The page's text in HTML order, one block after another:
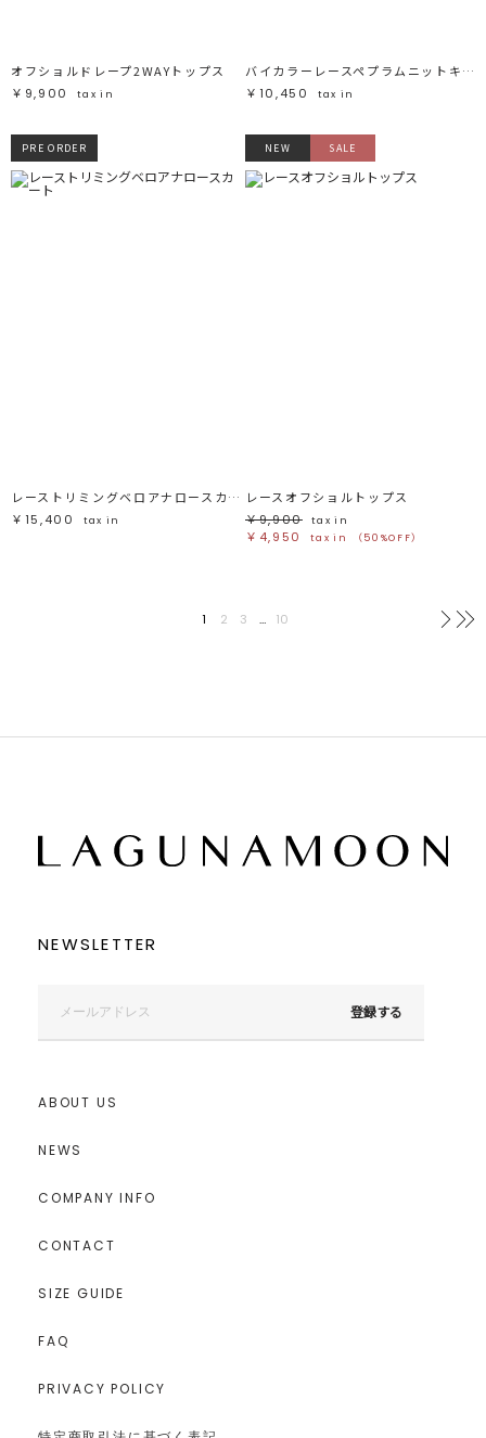
オフショルドレープ2WAYトップス
￥9,900
tax in
バイカラーレースペプラムニットキャミソール
￥10,450
tax in
PRE ORDER
レーストリミングベロアナロースカート
￥15,400
tax in
NEW SALE
レースオフショルトップス
￥9,900
tax in
￥4,950 tax in （50%OFF）
1 2 3 … 10 次へ
NEWSLETTER
登録する
ABOUT US
NEWS
COMPANY INFO
CONTACT
SIZE GUIDE
FAQ
PRIVACY POLICY